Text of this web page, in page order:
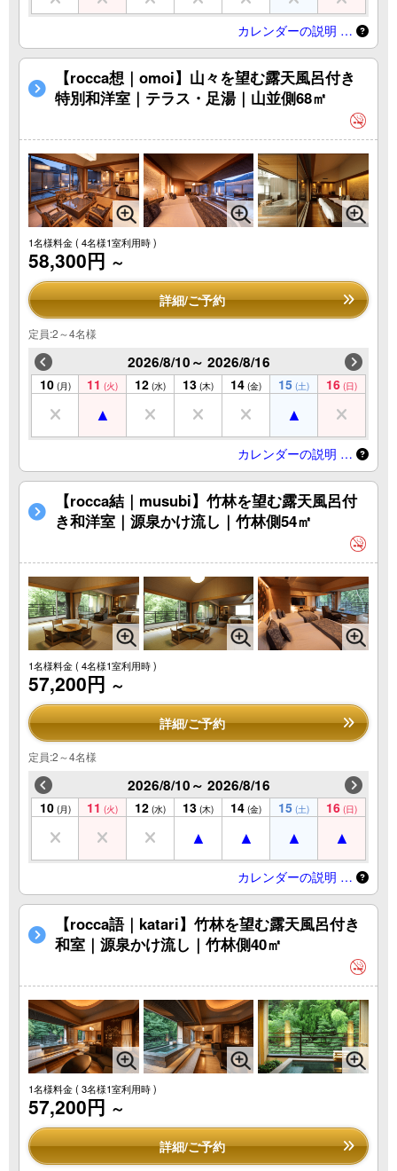
カレンダーの説明 …
【rocca想｜omoi】山々を望む露天風呂付き
特別和洋室｜テラス・足湯｜山並側68㎡
1名様料金( 4名様1室利用時 )
58,300円 ～
詳細/ご予約
定員:2～4名様
2026/8/10～ 2026/8/16
10 (月) 11 (火) 12 (水) 13 (木) 14 (金) 15 (土) 16 (日)
カレンダーの説明 …
【rocca結｜musubi】竹林を望む露天風呂付
き和洋室｜源泉かけ流し｜竹林側54㎡
1名様料金( 4名様1室利用時 )
57,200円 ～
詳細/ご予約
定員:2～4名様
2026/8/10～ 2026/8/16
10 (月) 11 (火) 12 (水) 13 (木) 14 (金) 15 (土) 16 (日)
カレンダーの説明 …
【rocca語｜katari】竹林を望む露天風呂付き
和室｜源泉かけ流し｜竹林側40㎡
1名様料金( 3名様1室利用時 )
57,200円 ～
詳細/ご予約